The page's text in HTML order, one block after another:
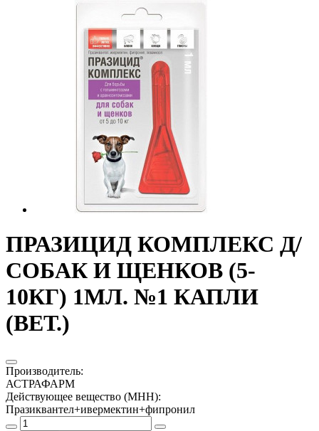
ПРАЗИЦИД КОМПЛЕКС Д/
СОБАК И ЩЕНКОВ (5-
10КГ) 1МЛ. №1 КАПЛИ
(ВЕТ.)
Производитель:
АСТРАФАРМ
Действующее вещество (МНН):
Празиквантел+ивермектин+фипронил